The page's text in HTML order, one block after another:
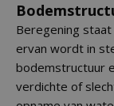
Beregening
ervan wordt in
bodemstructuur
verdichte of